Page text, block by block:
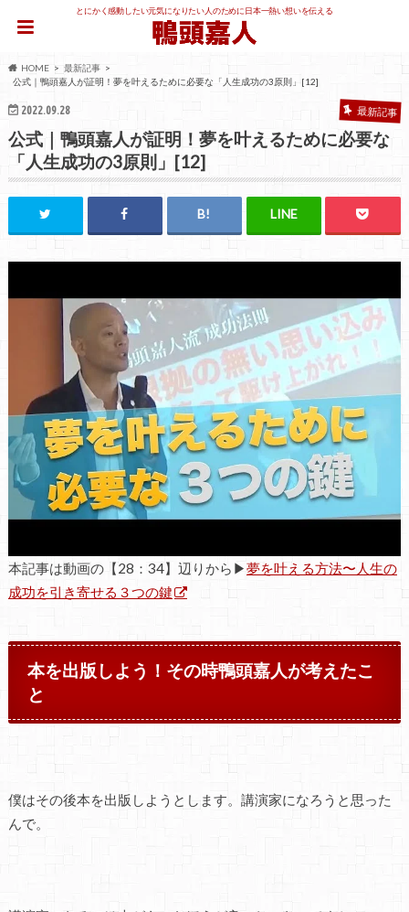
とにかく感動したい元気になりたい人のために日本一熱い想いを伝える
HOME
最新記事
公式｜鴨頭嘉人が証明！夢を叶えるために必要な「人生成功の3原則」[12]
2022.09.28 最新記事
公式｜鴨頭嘉人が証明！夢を叶えるために必要な
「人生成功の3原則」[12]
本記事は動画の【28：34】辺りから▶夢を叶える方法〜人生の
成功を引き寄せる３つの鍵
本を出版しよう！その時鴨頭嘉人が考えたこ
と
僕はその後本を出版しようとします。講演家になろうと思った
んで。